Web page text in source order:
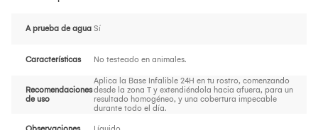
A prueba de agua Sí
Características No testeado en animales.
Recomendaciones
de uso
Aplica la Base Infalible 24H en tu rostro, comenzando
desde la zona T y extendiéndola hacia afuera, para un
resultado homogéneo, y una cobertura impecable
durante todo el día.